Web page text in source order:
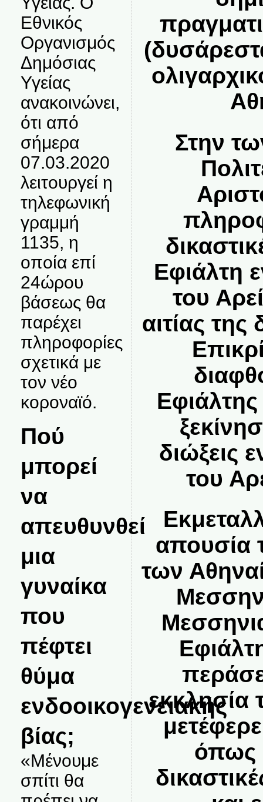
Εθνικός
Οργανισμός
Δημόσιας
Υγείας
ανακοινώνει,
ότι από
σήμερα
07.03.2020
λειτουργεί η
τηλεφωνική
γραμμή
1135, η
οποία επί
24ώρου
βάσεως θα
παρέχει
πληροφορίες
σχετικά με
τον νέο
κοροναϊό.
Πού
μπορεί
να
απευθυνθεί
μια
γυναίκα
που
πέφτει
θύμα
ενδοοικογενειακής
βίας;
«Μένουμε
σπίτι θα
Στην
Εφιάλτη
του
αιτίας
διώξεις
του
απουσία
των
εκκλησία
όπως